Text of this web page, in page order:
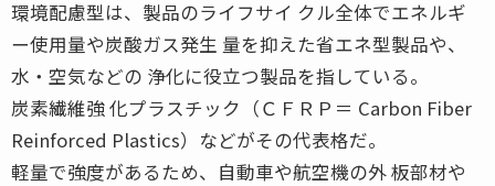
環境配慮型は、製品のライフサイ クル全体でエネルギ
ー使用量や炭酸ガス発生 量を抑えた省エネ型製品や、
水・空気などの 浄化に役立つ製品を指している。
炭素繊維強 化プラスチック（ＣＦＲＰ＝ Carbon Fiber
Reinforced Plastics）などがその代表格だ。
軽量で強度があるため、自動車や航空機の外 板部材や